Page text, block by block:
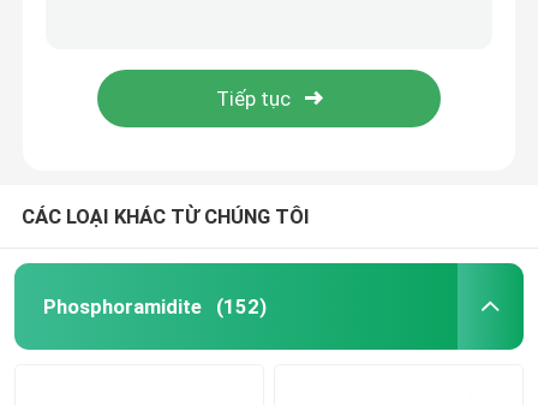
Các loại Succinates
CÁC LOẠI KHÁC TỪ CHÚNG TÔI
Phosphoramidite (152)